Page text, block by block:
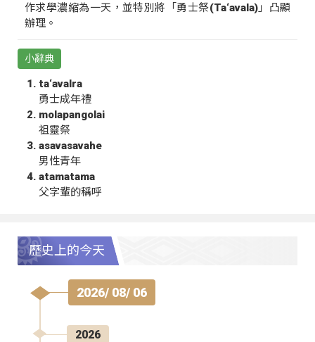
作求學濃縮為一天，並特別將「勇士祭(Ta‘avala)」凸顯
辦理。
小辭典
ta‘avalra
勇士成年禮
molapangolai
祖靈祭
asavasavahe
男性青年
atamatama
父字輩的稱呼
歷史上的今天
2026/ 08/ 06
2026